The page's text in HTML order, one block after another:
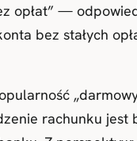
opłat” —
bez stałych
rachunku jest